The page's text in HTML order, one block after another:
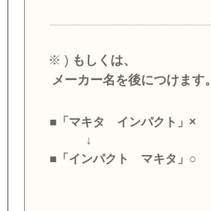
※ ) もしくは、
メーカー名を後につけます。
■「マキタ インパクト」×
↓
■「インパクト マキタ」○